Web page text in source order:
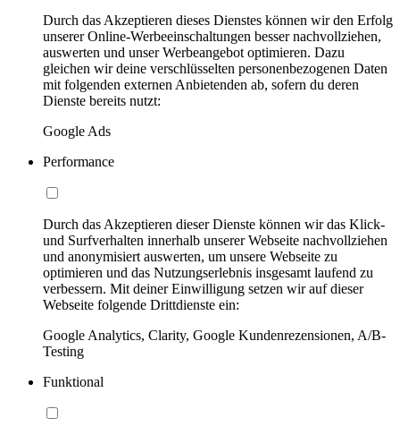
Durch das Akzeptieren dieses Dienstes können wir den Erfolg
unserer Online-Werbeeinschaltungen besser nachvollziehen,
auswerten und unser Werbeangebot optimieren. Dazu
gleichen wir deine verschlüsselten personenbezogenen Daten
mit folgenden externen Anbietenden ab, sofern du deren
Dienste bereits nutzt:
Google Ads
Performance
Durch das Akzeptieren dieser Dienste können wir das Klick-
und Surfverhalten innerhalb unserer Webseite nachvollziehen
und anonymisiert auswerten, um unsere Webseite zu
optimieren und das Nutzungserlebnis insgesamt laufend zu
verbessern. Mit deiner Einwilligung setzen wir auf dieser
Webseite folgende Drittdienste ein:
Google Analytics, Clarity, Google Kundenrezensionen, A/B-
Testing
Funktional